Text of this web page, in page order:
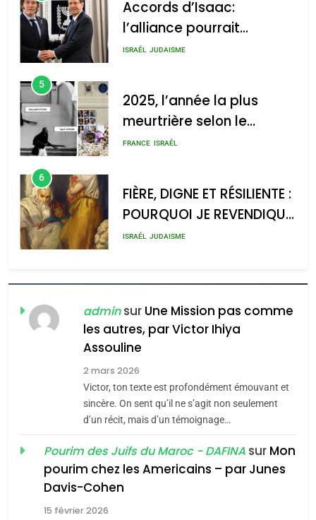
לע"מ Photos By
: Haim Zach /
GPO
2025, l’année la plus
meurtrière selon le rapport
l’antisémitisme
admin 0
Accords d’Isaac:
l’alliance pourrait
s’étendre à 13 pays
ISRAÉL JUDAISME
5
2025, l’année la plus
meurtrière selon le
rapport d’ADL contre
FRANCE ISRAÉL
6
FIÈRE, DIGNE ET RÉSILIENTE :
POURQUOI JE REVENDIQUE
MA JUDAÏTE par Thérèse
ISRAÉL JUDAISME
CE QUI NOUS MANQUE –
Jacques Hadida
JUDAISME
Maroc : Les amandes de
Tafraout, le miel de Tadla
Azilal consacrés produits
du terroir
DAFINA MAROC
Oeil ravageur – Vanessa
De Loya Stauber
adminsur Une Mission pas comme
les autres, par Victor Ihiya
Assouline
2 mars 2026
Victor, ton texte est profondément émouvant et
sincère. On sent qu’il ne s’agit non seulement
d’un récit, mais d’un témoignage…
Pourim des Juifs du Maroc - DAFINA sur Mon
pourim chez les Americains – par Junes
Davis-Cohen
15 février 2026